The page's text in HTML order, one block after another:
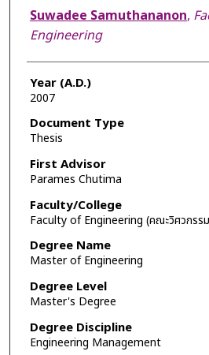
Author
Suwadee Samuthananon,
Engineering
Year (A.D.)
2007
Document Type
Thesis
First Advisor
Parames Chutima
Faculty/College
Faculty of Engineering (คณะวิศวกรร
Degree Name
Master of Engineering
Degree Level
Master's Degree
Degree Discipline
Engineering Management